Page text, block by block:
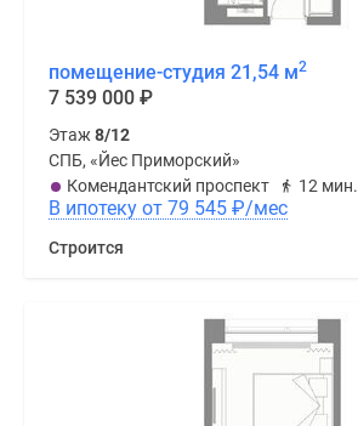
помещение-студия 21,54 м2
7 539 000 ₽
Этаж8/12
СПБ, «Йес Приморский»
Комендантский проспект
12 мин.
В ипотеку от 79 545 ₽/мес
Строится